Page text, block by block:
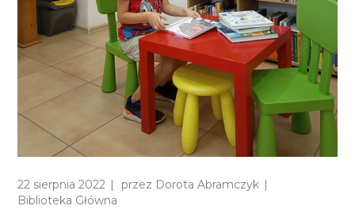
22 sierpnia 2022 przez Dorota Abramczyk
Biblioteka Główna